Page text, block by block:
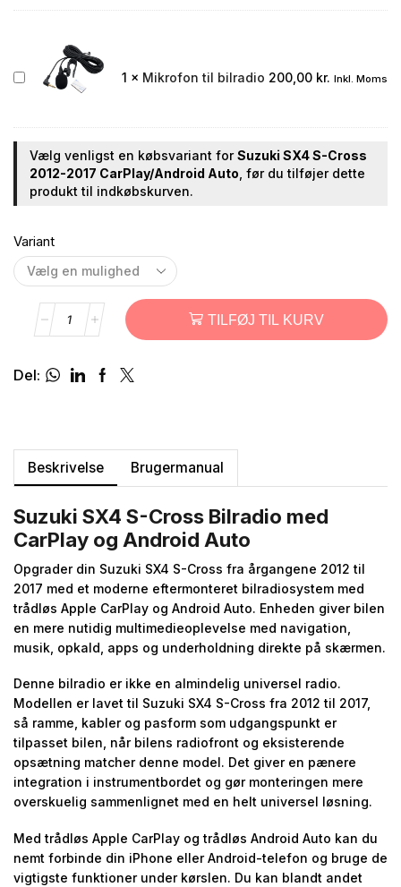
Mikrofon
1 × Mikrofon til bilradio 200,00 kr. Inkl. Moms
Vælg venligst en købsvariant forSuzuki SX4 S-Cross
2012-2017 CarPlay/Android Auto , før du tilføjer dette
produkt til indkøbskurven.
Variant
TILFØJ TIL KURV
Del:
Beskrivelse Brugermanual
Suzuki SX4 S-Cross Bilradio med
CarPlay og Android Auto
Opgrader din Suzuki SX4 S-Cross fra årgangene 2012 til
2017 med et moderne eftermonteret bilradiosystem med
trådløs Apple CarPlay og Android Auto. Enheden giver bilen
en mere nutidig multimedieoplevelse med navigation,
musik, opkald, apps og underholdning direkte på skærmen.
Denne bilradio er ikke en almindelig universel radio.
Modellen er lavet til Suzuki SX4 S-Cross fra 2012 til 2017,
så ramme, kabler og pasform som udgangspunkt er
tilpasset bilen, når bilens radiofront og eksisterende
opsætning matcher denne model. Det giver en pænere
integration i instrumentbordet og gør monteringen mere
overskuelig sammenlignet med en helt universel løsning.
Med trådløs Apple CarPlay og trådløs Android Auto kan du
nemt forbinde din iPhone eller Android-telefon og bruge de
vigtigste funktioner under kørslen. Du kan blandt andet